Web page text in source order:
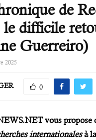
de
le difficile
Guerreiro)
2025
0
vous propose
internationalesà